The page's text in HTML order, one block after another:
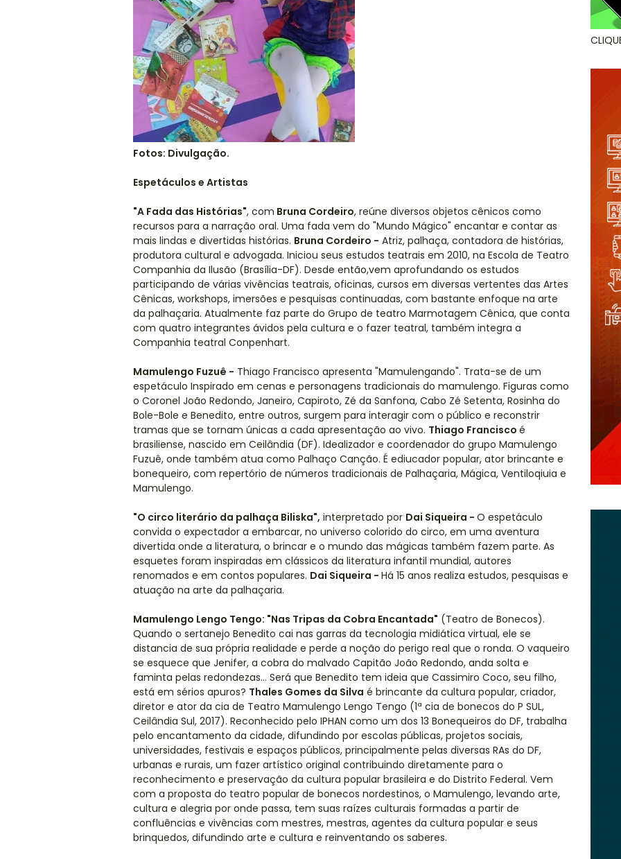
Fotos: Divulgação.
Espetáculos e Artistas
"A Fada das Histórias", com Bruna Cordeiro, reúne diversos objetos cênicos como
recursos para a narração oral. Uma fada vem do "Mundo Mágico" encantar e contar as
mais lindas e divertidas histórias. Bruna Cordeiro - Atriz, palhaça, contadora de histórias,
produtora cultural e advogada. Iniciou seus estudos teatrais em 2010, na Escola de Teatro
Companhia da Ilusão (Brasília-DF). Desde então,vem aprofundando os estudos
participando de várias vivências teatrais, oficinas, cursos em diversas vertentes das Artes
Cênicas, workshops, imersões e pesquisas continuadas, com bastante enfoque na arte
da palhaçaria. Atualmente faz parte do Grupo de teatro Marmotagem Cênica, que conta
com quatro integrantes ávidos pela cultura e o fazer teatral, também integra a
Companhia teatral Conpenhart.
Mamulengo Fuzuê - Thiago Francisco apresenta "Mamulengando". Trata-se de um
espetáculo Inspirado em cenas e personagens tradicionais do mamulengo. Figuras como
o Coronel João Redondo, Janeiro, Capiroto, Zé da Sanfona, Cabo Zé Setenta, Rosinha do
Bole-Bole e Benedito, entre outros, surgem para interagir com o público e reconstrir
tramas que se tornam únicas a cada apresentação ao vivo. Thiago Francisco é
brasiliense, nascido em Ceilândia (DF). Idealizador e coordenador do grupo Mamulengo
Fuzuê, onde também atua como Palhaço Canção. É ediucador popular, ator brincante e
bonequeiro, com repertório de números tradicionais de Palhaçaria, Mágica, Ventiloqiuia e
Mamulengo.
"O circo literário da palhaça Biliska", interpretado por Dai Siqueira - O espetáculo
convida o expectador a embarcar, no universo colorido do circo, em uma aventura
divertida onde a literatura, o brincar e o mundo das mágicas também fazem parte. As
esquetes foram inspiradas em clássicos da literatura infantil mundial, autores
renomados e em contos populares. Dai Siqueira - Há 15 anos realiza estudos, pesquisas e
atuação na arte da palhaçaria.
Mamulengo Lengo Tengo: "Nas Tripas da Cobra Encantada" (Teatro de Bonecos).
Quando o sertanejo Benedito cai nas garras da tecnologia midiática virtual, ele se
distancia de sua própria realidade e perde a noção do perigo real que o ronda. O vaqueiro
se esquece que Jenifer, a cobra do malvado Capitão João Redondo, anda solta e
faminta pelas redondezas... Será que Benedito tem ideia que Cassimiro Coco, seu filho,
está em sérios apuros? Thales Gomes da Silva é brincante da cultura popular, criador,
diretor e ator da cia de Teatro Mamulengo Lengo Tengo (1ª cia de bonecos do P SUL,
Ceilândia Sul, 2017). Reconhecido pelo IPHAN como um dos 13 Bonequeiros do DF, trabalha
pelo encantamento da cidade, difundindo por escolas públicas, projetos sociais,
universidades, festivais e espaços públicos, principalmente pelas diversas RAs do DF,
urbanas e rurais, um fazer artístico original contribuindo diretamente para o
reconhecimento e preservação da cultura popular brasileira e do Distrito Federal. Vem
com a proposta do teatro popular de bonecos nordestinos, o Mamulengo, levando arte,
cultura e alegria por onde passa, tem suas raízes culturais formadas a partir de
confluências e vivências com mestres, mestras, agentes da cultura popular e seus
brinquedos, difundindo arte e cultura e reinventando os saberes.